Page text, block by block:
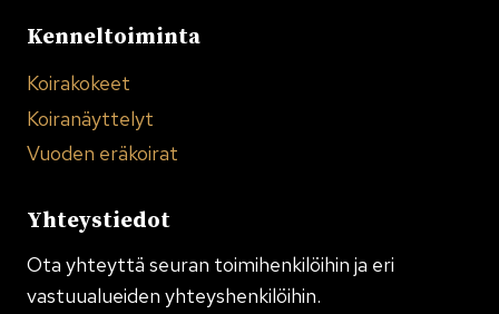
Kenneltoiminta
Koirakokeet
Koiranäyttelyt
Vuoden eräkoirat
Yhteystiedot
Ota yhteyttä seuran toimi­henkilöihin ja eri
vastuualueiden yhteyshenkilöihin.